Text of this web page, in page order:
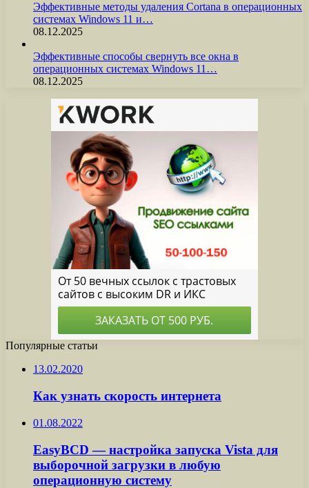
Эффективные методы удаления Cortana в операционных
системах Windows 11 и…
08.12.2025
Эффективные способы свернуть все окна в
операционных системах Windows 11…
08.12.2025
Популярные статьи
13.02.2020
Как узнать скорость интернета
01.08.2022
EasyBCD — настройка запуска Vista для
выборочной загрузки в любую
операционную систему